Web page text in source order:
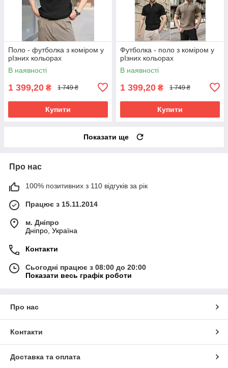
Поло - футболка з коміром у
рІзних кольорах
В наявності
1 399,20 ₴ 1 749 ₴
Купити
Футболка - поло з коміром у
рІзних кольорах
В наявності
1 399,20 ₴ 1 749 ₴
Купити
Показати ще
Про нас
100% позитивних з 110 відгуків за рік
Працює з 15.11.2014
м. Дніпро
Дніпро, Україна
Контакти
Сьогодні працює з 08:00 до 20:00
Показати весь графік роботи
Про нас
Контакти
Доставка та оплата